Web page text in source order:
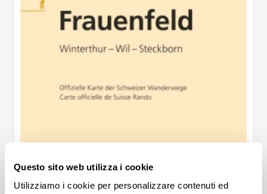
Questo sito web utilizza i cookie
Utilizziamo i cookie per personalizzare contenuti ed